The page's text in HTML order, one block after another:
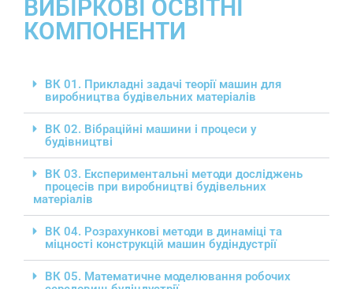
ВИБІРКОВІ ОСВІТНІ
КОМПОНЕНТИ
ВК 01. Прикладні задачі теорії машин для
виробництва будівельних матеріалів
ВК 02. Вібраційні машини і процеси у
будівництві
ВК 03. Експериментальні методи досліджень
процесів при виробництві будівельних
матеріалів
ВК 04. Розрахункові методи в динаміці та
міцності конструкцій машин будіндустрії
ВК 05. Математичне моделювання робочих